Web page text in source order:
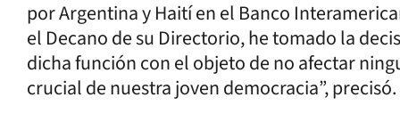
por Argentina y Haití en el Banco
el Decano de su Directorio, he tomado la
dicha función con el objeto de no afectar
crucial de nuestra joven democracia”, precisó.